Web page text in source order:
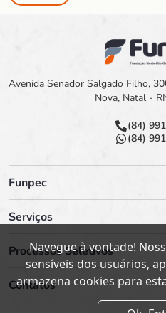
Avenida Senador Salgado Filho,
Nova, Natal -
(84)
(84)
Funpec
Serviços
Processos Seletivos
Contatos
Navegue à vontade!
sensíveis dos usuários,
armazena cookies para